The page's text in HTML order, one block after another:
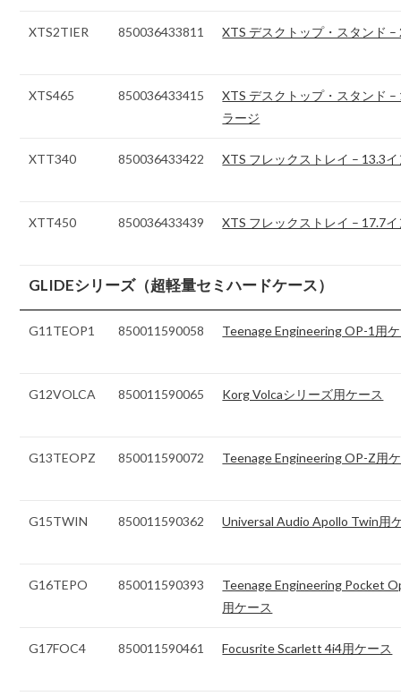
XTS2TIER 850036433811 XTS デスクトップ・スタンド –
XTS465 850036433415
XTS デスクトップ・スタンド –
ラージ
XTT340 850036433422 XTS フレックストレイ – 13.3
XTT450 850036433439 XTS フレックストレイ – 17.7
GLIDEシリーズ（超軽量セミハードケース）
G11TEOP1 850011590058 Teenage Engineering OP-1用
G12VOLCA 850011590065 Korg Volcaシリーズ用ケース
G13TEOPZ 850011590072 Teenage Engineering OP-Z用
G15TWIN 850011590362 Universal Audio Apollo Twin用
G16TEPO 850011590393
Teenage Engineering Pocket
用ケース
G17FOC4 850011590461 Focusrite Scarlett 4i4用ケース